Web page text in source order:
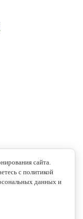
СВАРКА24//
сайта.
с политикой
данных и